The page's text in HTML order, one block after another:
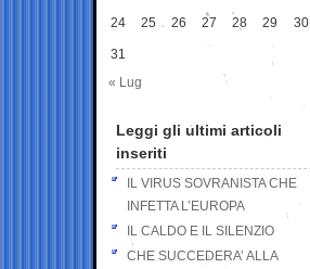
24 25 26 27 28 29 30
31
« Lug
Leggi gli ultimi articoli
inseriti
IL VIRUS SOVRANISTA CHE
INFETTA L’EUROPA
IL CALDO E IL SILENZIO
CHE SUCCEDERA’ ALLA